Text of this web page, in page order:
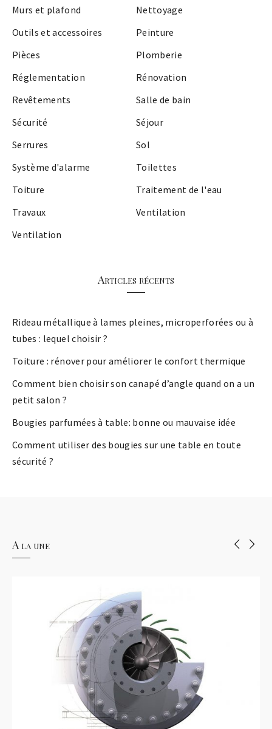
Murs et plafond
Nettoyage
Outils et accessoires
Peinture
Pièces
Plomberie
Réglementation
Rénovation
Revêtements
Salle de bain
Sécurité
Séjour
Serrures
Sol
Système d'alarme
Toilettes
Toiture
Traitement de l'eau
Travaux
Ventilation
Ventilation
Articles récents
Rideau métallique à lames pleines, microperforées ou à
tubes : lequel choisir ?
Toiture : rénover pour améliorer le confort thermique
Comment bien choisir son canapé d’angle quand on a un
petit salon ?
Bougies parfumées à table: bonne ou mauvaise idée
Comment utiliser des bougies sur une table en toute
sécurité ?
A la une